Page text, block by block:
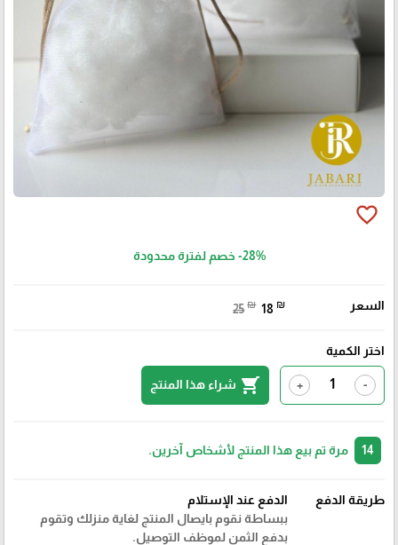
favorite_border
-28% خصم لفترة محدودة
السعر 25 ₪ 18 ₪
اختر الكمية
-
+
shopping_cart شراء هذا المنتج
مرة تم بيع هذا المنتج لأشخاص آخرين.
طريقة الدفع
الدفع عند الإستلام
ببساطة نقوم بايصال المنتج لغاية منزلك وتقوم
بدفع الثمن لموظف التوصيل.